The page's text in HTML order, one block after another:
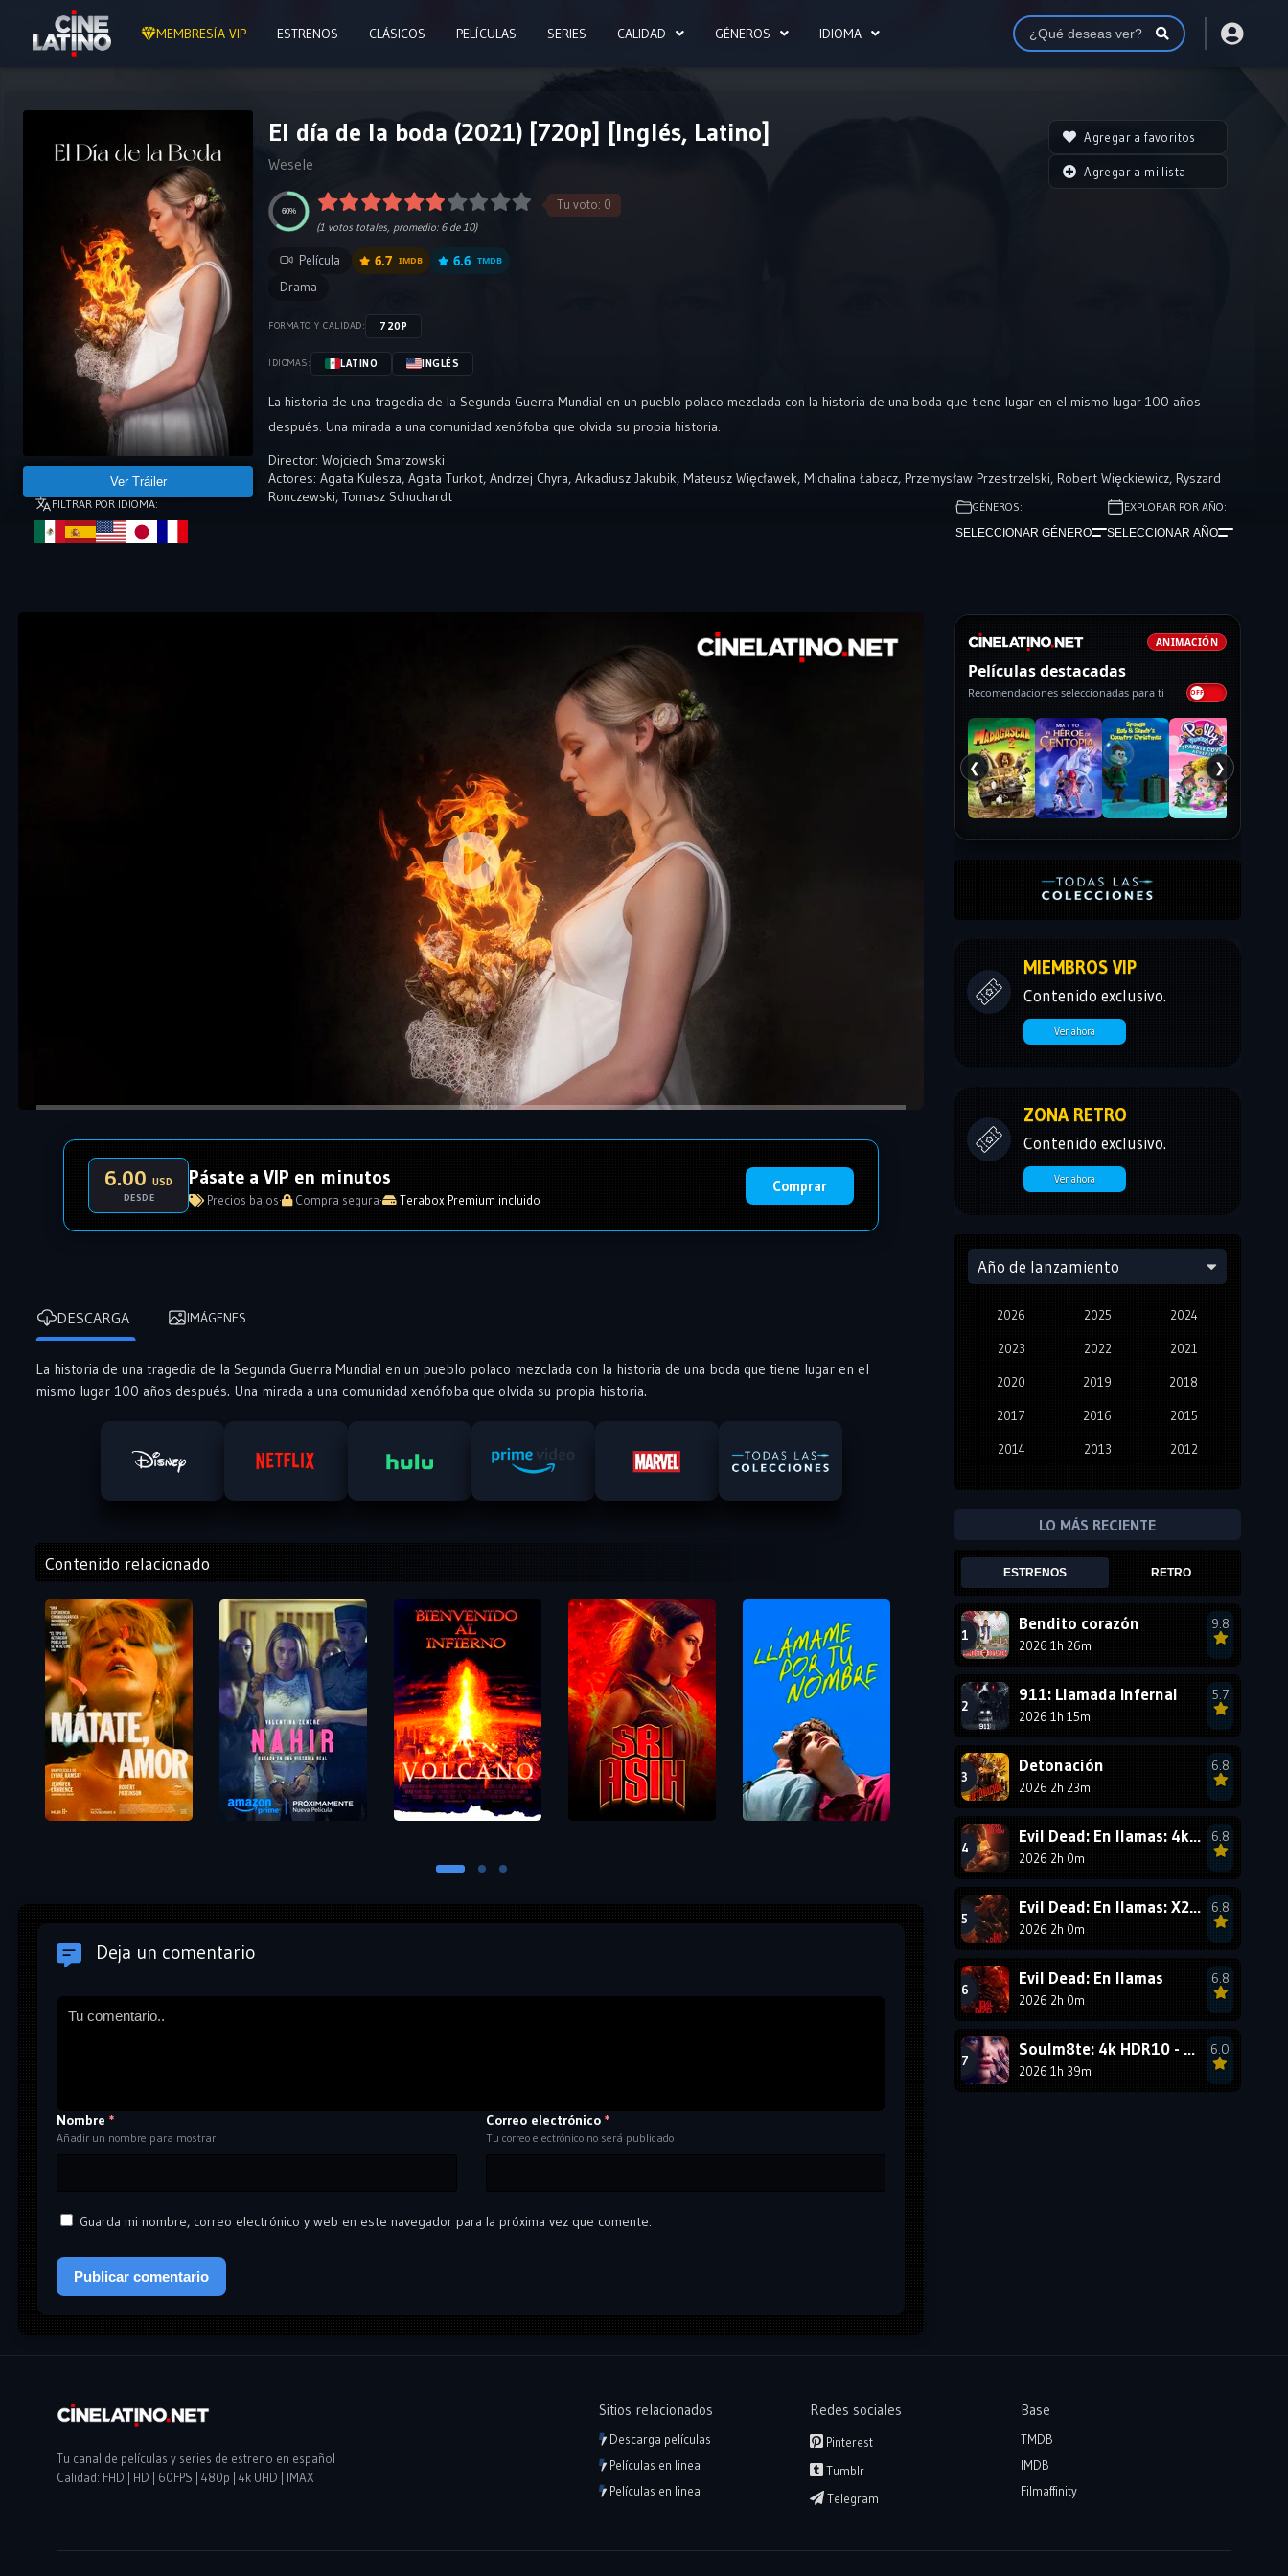
MEMBRESÍA VIP ESTRENOS CLÁSICOS PELÍCULAS SERIES CALIDAD GÉNEROS IDIOMA
Ver Tráiler
El día de la boda (2021) [720p] [Inglés, Latino]
Wesele
60% Tu voto: 0
(1 votos totales, promedio: 6de 10)
Película 6.7 IMDB 6.6 TMDB
Drama
FORMATO Y CALIDAD: 720P
IDIOMAS: LATINO INGLÉS
La historia de una tragedia de la Segunda Guerra Mundial en un pueblo polaco mezclada con la historia de una boda que tiene lugar en el mismo lugar 100 años
después. Una mirada a una comunidad xenófoba que olvida su propia historia.
Director: Wojciech Smarzowski
Actores: Agata Kulesza, Agata Turkot, Andrzej Chyra, Arkadiusz Jakubik, Mateusz Więcławek, Michalina Łabacz, Przemysław Przestrzelski, Robert Więckiewicz, Ryszard
Ronczewski, Tomasz Schuchardt
Agregar a favoritos
Agregar a mi lista
FILTRAR POR IDIOMA: GÉNEROS:
SELECCIONAR GÉNERO
EXPLORAR POR AÑO:
SELECCIONAR AÑO
6.00USD
DESDE
Pásate a VIP en minutos
Precios bajos· Compra segura· Terabox Premium incluido
Comprar
DESCARGA IMÁGENES
La historia de una tragedia de la Segunda Guerra Mundial en un pueblo polaco mezclada con la historia de una boda que tiene lugar en el
mismo lugar 100 años después. Una mirada a una comunidad xenófoba que olvida su propia historia.
Contenido relacionado
Deja un comentario
Nombre *
Añadir un nombre para mostrar
Correo electrónico *
Tu correo electrónico no será publicado
Guarda mi nombre, correo electrónico y web en este navegador para la próxima vez que comente.
ANIMACIÓN
Películas destacadas
Recomendaciones seleccionadas para ti
❮ ❯
MIEMBROS VIP
Contenido exclusivo.
Ver ahora
ZONA RETRO
Contenido exclusivo.
Ver ahora
Año de lanzamiento
2026 2025 2024
2023 2022 2021
2020 2019 2018
2017 2016 2015
2014 2013 2012
2007
2001
1999 1998
1996 1995
1993
1990 1989
1987
1984 1983
1978
LO MÁS RECIENTE
ESTRENOS RETRO
Bendito corazón
2026 1h 26m
9.8
911: Llamada Infernal
2026 1h 15m
5.7
Detonación
2026 2h 23m
6.8
Evil Dead: En llamas: 4k HDR10 - VIP
2026 2h 0m
6.8
Evil Dead: En llamas: X265
2026 2h 0m
6.8
Evil Dead: En llamas
2026 2h 0m
6.8
Soulm8te: 4k HDR10 - VIP
2026 1h 39m
6.0
Sitios relacionados
Descarga películas
Películas en linea
Películas en linea
Redes sociales
Pinterest
Tumblr
Telegram
Base
TMDB
IMDB
Filmaffinity
Tu canal de películas y series de estreno en español
Calidad: FHD | HD | 60FPS | 480p | 4k UHD | IMAX